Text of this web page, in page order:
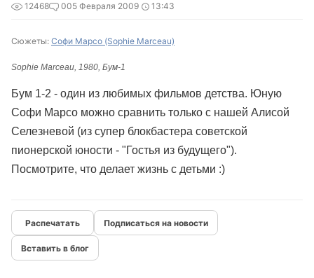
12468 005 Февраля 2009 13:43
Сюжеты: Софи Марсо (Sophie Marceau)
Sophie Marceau, 1980, Бум-1
Бум 1-2 - один из любимых фильмов детства. Юную
Софи Марсо можно сравнить только с нашей Алисой
Селезневой (из супер блокбастера советской
пионерской юности - "Гостья из будущего").
Посмотрите, что делает жизнь с детьми :)
Подписаться на новости
Вставить в блог